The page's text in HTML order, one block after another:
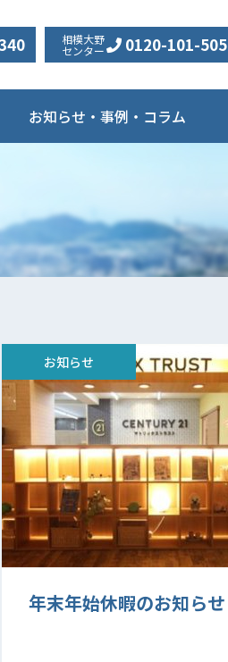
相模大野
センター 0120-101-505
お知らせ・事例・コラム
年末年始休暇のお知らせ
お知らせ